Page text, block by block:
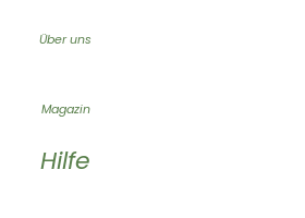
Über uns
Magazin
Hilfe